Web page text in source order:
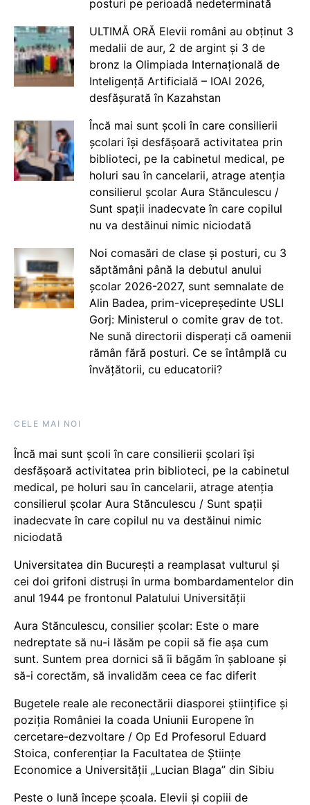
posturi pe perioadă nedeterminată
ULTIMĂ ORĂ Elevii români au obținut 3
medalii de aur, 2 de argint și 3 de
bronz la Olimpiada Internațională de
Inteligență Artificială – IOAI 2026,
desfășurată în Kazahstan
Încă mai sunt școli în care consilierii
școlari își desfășoară activitatea prin
biblioteci, pe la cabinetul medical, pe
holuri sau în cancelarii, atrage atenția
consilierul școlar Aura Stănculescu /
Sunt spații inadecvate în care copilul
nu va destăinui nimic niciodată
Noi comasări de clase și posturi, cu 3
săptămâni până la debutul anului
școlar 2026-2027, sunt semnalate de
Alin Badea, prim-vicepreședinte USLI
Gorj: Ministerul o comite grav de tot.
Ne sună directorii disperați că oamenii
rămân fără posturi. Ce se întâmplă cu
învățătorii, cu educatorii?
CELE MAI NOI
Încă mai sunt școli în care consilierii școlari își
desfășoară activitatea prin biblioteci, pe la cabinetul
medical, pe holuri sau în cancelarii, atrage atenția
consilierul școlar Aura Stănculescu / Sunt spații
inadecvate în care copilul nu va destăinui nimic
niciodată
Universitatea din București a reamplasat vulturul și
cei doi grifoni distruși în urma bombardamentelor din
anul 1944 pe frontonul Palatului Universității
Aura Stănculescu, consilier școlar: Este o mare
nedreptate să nu-i lăsăm pe copii să fie așa cum
sunt. Suntem prea dornici să îi băgăm în șabloane și
să-i corectăm, să invalidăm ceea ce fac diferit
Bugetele reale ale reconectării diasporei științifice și
poziția României la coada Uniunii Europene în
cercetare-dezvoltare / Op Ed Profesorul Eduard
Stoica, conferențiar la Facultatea de Științe
Economice a Universității „Lucian Blaga” din Sibiu
Peste o lună începe școala. Elevii și copiii de